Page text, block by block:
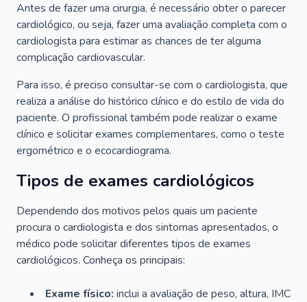
Antes de fazer uma cirurgia, é necessário obter o parecer
cardiológico, ou seja, fazer uma avaliação completa com o
cardiologista para estimar as chances de ter alguma
complicação cardiovascular.
Para isso, é preciso consultar-se com o cardiologista, que
realiza a análise do histórico clínico e do estilo de vida do
paciente. O profissional também pode realizar o exame
clínico e solicitar exames complementares, como o teste
ergométrico e o ecocardiograma.
Tipos de exames cardiológicos
Dependendo dos motivos pelos quais um paciente
procura o cardiologista e dos sintomas apresentados, o
médico pode solicitar diferentes tipos de exames
cardiológicos. Conheça os principais:
Exame físico: inclui a avaliação de peso, altura, IMC